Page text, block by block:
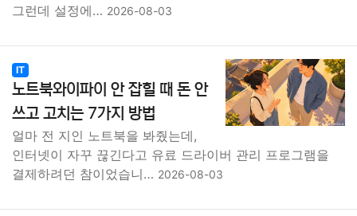
그런데 설정에… 2026-08-03
IT
노트북와이파이 안 잡힐 때 돈 안
쓰고 고치는 7가지 방법
얼마 전 지인 노트북을 봐줬는데,
인터넷이 자꾸 끊긴다고 유료 드라이버 관리 프로그램을
결제하려던 참이었습니… 2026-08-03